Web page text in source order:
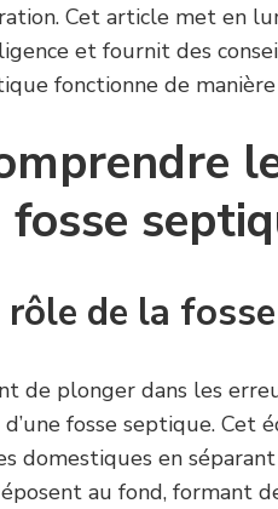
Cet article met en
et fournit des
fonctionne de
fosse
rôle de la
de plonger dans les
fosse septique. Cet
domestiques en
au fond, formant